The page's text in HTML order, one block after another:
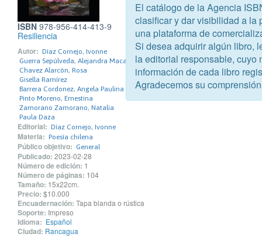
ISBN 978-956-414-413-9
Resiliencia
Autor: Díaz Cornejo, Ivonne
Guerra Sepúlveda, Alejandra Macarena
Chavez Alarcón, Rosa
Gisella Ramírez
Barrera Cordonez, Angela Paulina
Pinto Moreno, Ernestina
Zamorano Zamorano, Natalia
Paula Daza
Editorial: Díaz Cornejo, Ivonne
Materia: Poesía chilena
Público objetivo: General
Publicado: 2023-02-28
Número de edición: 1
Número de páginas: 104
Tamaño: 15x22cm.
Precio: $10.000
Encuadernación: Tapa blanda o rústica
Soporte: Impreso
Idioma: Español
Ciudad: Rancagua
El catálogo de la Agencia
clasificar y dar visibilidad a la
una plataforma de
Si desea adquirir algún libro,
la editorial responsable, cuyo
información de cada libro
Agradecemos su